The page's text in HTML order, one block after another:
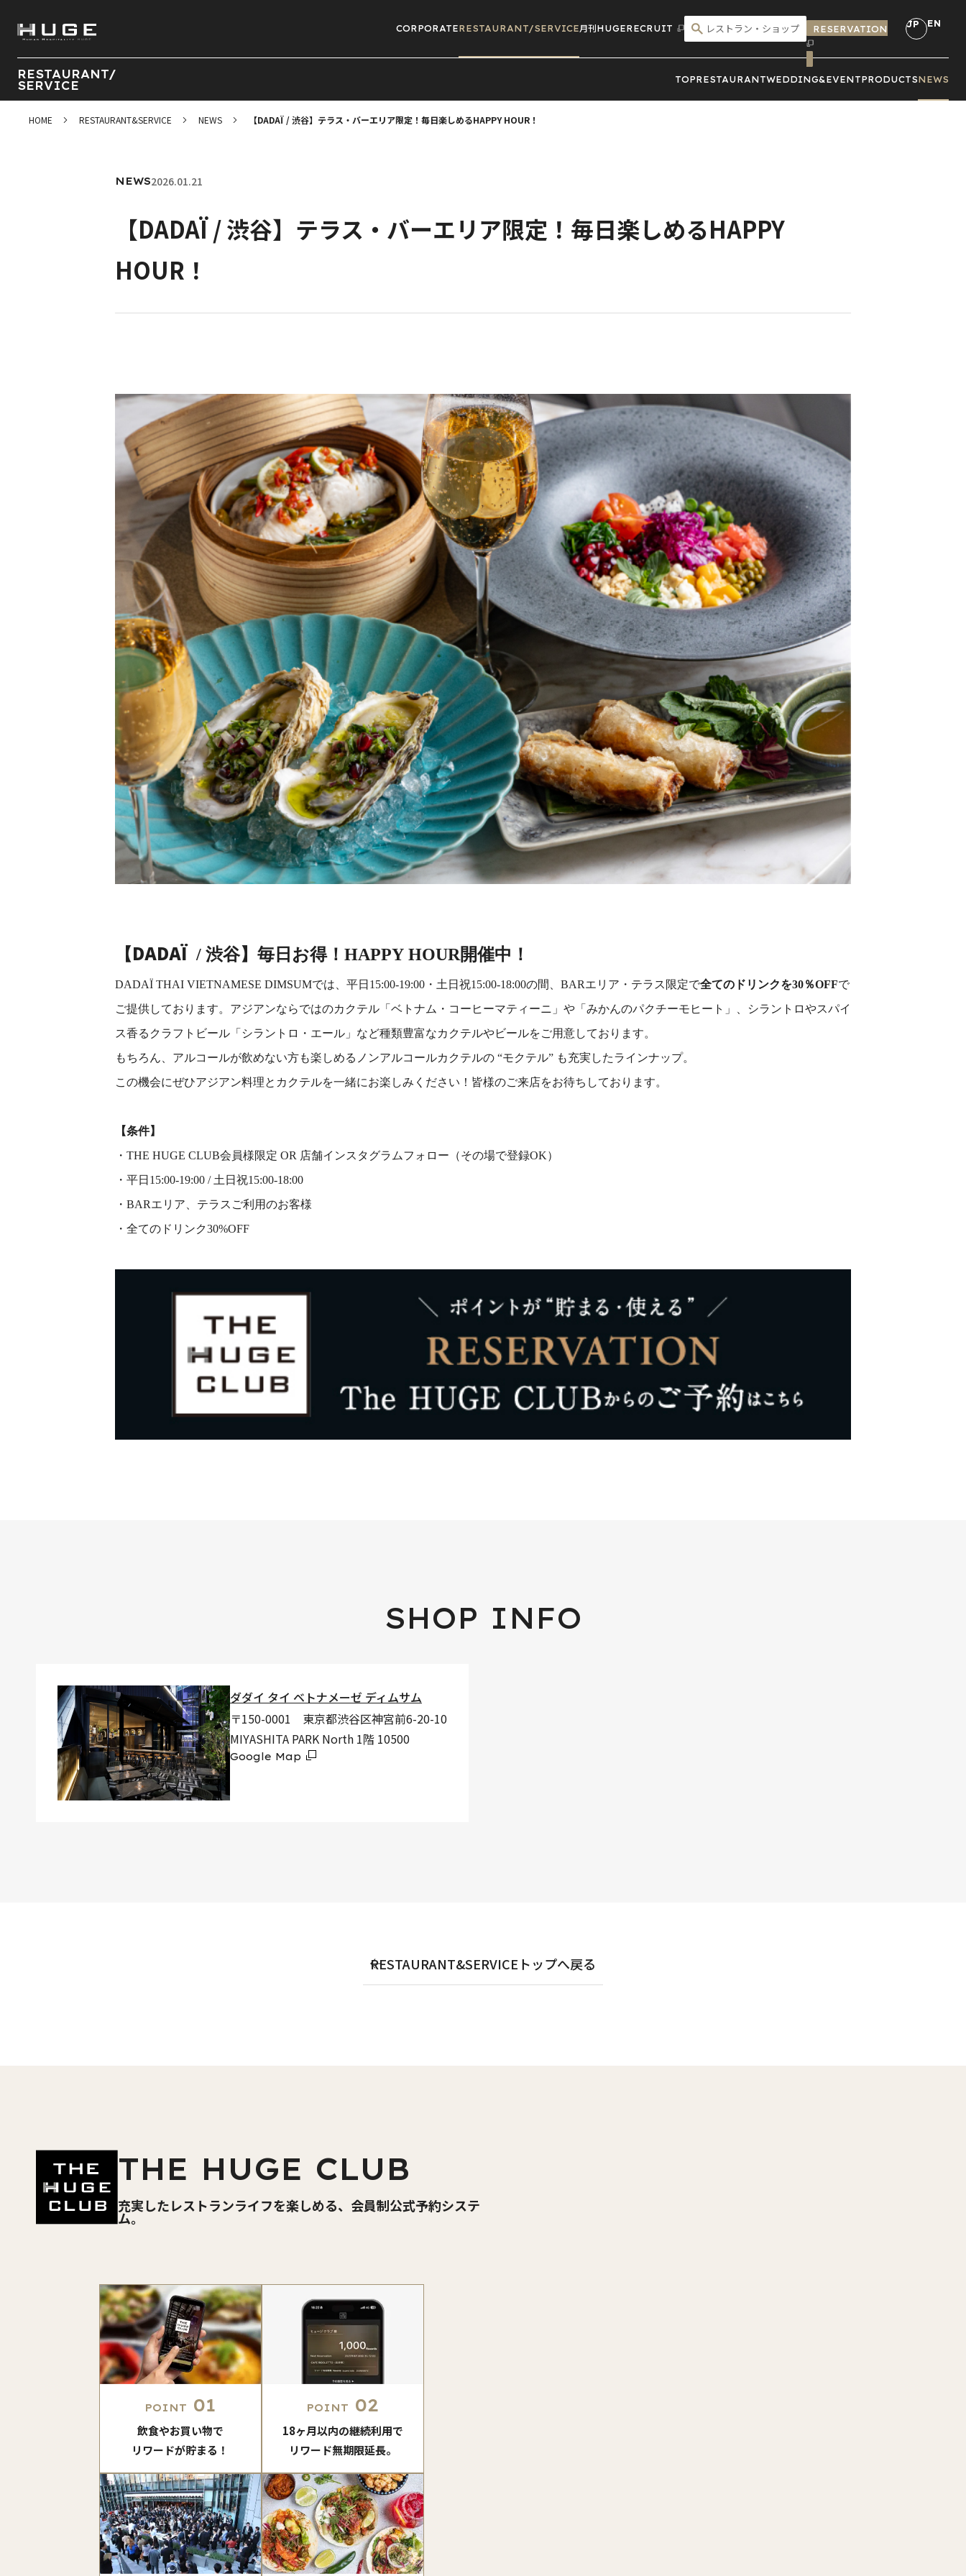
CORPORATERESTAURANT/SERVICE月刊HUGERECRUIT RESERVATION JP EN
RESTAURANT/
SERVICE
TOPRESTAURANTWEDDING& EVENTPRODUCTSNEWS
HOME RESTAURANT&SERVICE NEWS 【DADAÏ / 渋谷】テラス・バーエリア限定！毎日楽しめるHAPPY HOUR！
NEWS2026.01.21
【DADAÏ / 渋谷】テラス・バーエリア限定！毎日楽しめるHAPPY
HOUR！
【DADAÏ / 渋谷】毎日お得！HAPPY HOUR開催中！
DADAÏ THAI VIETNAMESE DIMSUMでは、平日15:00-19:00・土日祝15:00-18:00の間、BARエリア・テラス限定で全てのドリンクを30％OFFで
ご提供しております。 アジアンならではのカクテル「ベトナム・コーヒーマティーニ」や「みかんのパクチーモヒート」、シラントロやスパイ
ス香るクラフトビール「シラントロ・エール」など種類豊富なカクテルやビールをご用意しております。
もちろん、アルコールが飲めない方も楽しめるノンアルコールカクテルの “モクテル” も充実したラインナップ。
この機会にぜひアジアン料理とカクテルを一緒にお楽しみください！皆様のご来店をお待ちしております。
【条件】
・THE HUGE CLUB会員様限定 OR 店舗インスタグラムフォロー（その場で登録OK）
・平日15:00-19:00 / 土日祝15:00-18:00
・BARエリア、テラスご利用のお客様
・全てのドリンク30%OFF
SHOP INFO
ダダイ タイ ベトナメーゼ ディムサム
〒150-0001 東京都渋谷区神宮前6-20-10
MIYASHITA PARK North 1階 10500
Google Map
RESTAURANT&SERVICEトップへ戻る
THE HUGE CLUB
充実したレストランライフを楽しめる、会員制公式予約システ
ム。
POINT 01
飲食やお買い物で
リワードが貯まる！
POINT 02
18ヶ月以内の継続利用で
リワード無期限延長。